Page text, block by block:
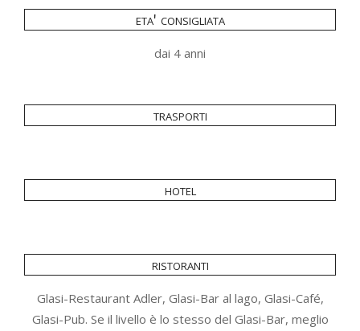
eta' consigliata
dai 4 anni
trasporti
hotel
ristoranti
Glasi-Restaurant Adler, Glasi-Bar al lago, Glasi-Café,
Glasi-Pub. Se il livello è lo stesso del Glasi-Bar, meglio